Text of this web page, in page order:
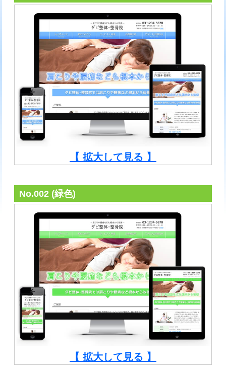
【 拡大して見る 】
No.002 (緑色)
【 拡大して見る 】